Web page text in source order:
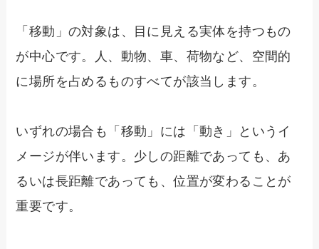
「移動」の対象は、目に見える実体を持つもの
が中心です。人、動物、車、荷物など、空間的
に場所を占めるものすべてが該当します。
いずれの場合も「移動」には「動き」というイ
メージが伴います。少しの距離であっても、あ
るいは長距離であっても、位置が変わることが
重要です。